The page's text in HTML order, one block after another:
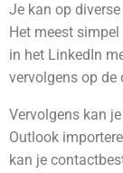
Je kan op
Het meest
in het LinkedIn
vervolgens op de
Vervolgens kan
Outlook
kan je